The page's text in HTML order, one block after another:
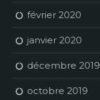
février 2020
janvier 2020
décembre 2019
octobre 2019